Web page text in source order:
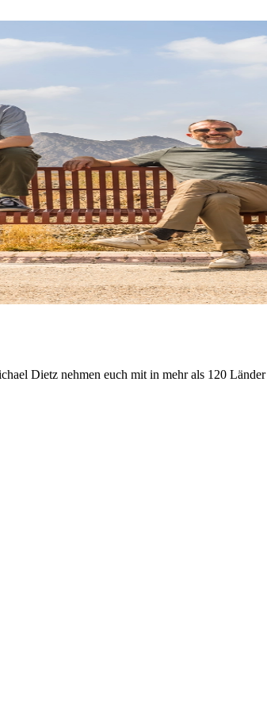
Dietz nehmen euch mit in mehr als 120